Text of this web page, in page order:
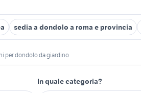
sedia a dondolo a roma e provincia
per dondolo da giardino
In quale categoria?